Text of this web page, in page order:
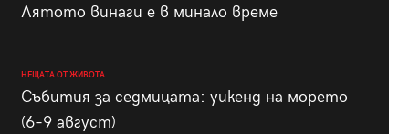
Лятото винаги е в минало време
НЕЩАТА ОТ ЖИВОТА
Събития за седмицата: уикенд на морето
(6–9 август)